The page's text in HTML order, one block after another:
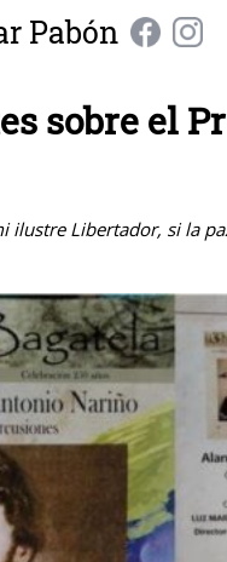
Pabón
sobre el
ilustre Libertador, si la